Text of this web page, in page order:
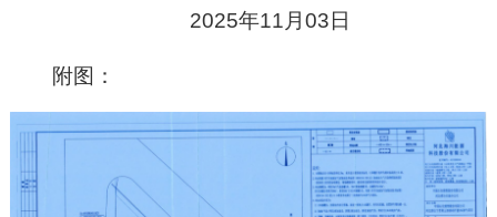
2025年11 月 03 日
附图：